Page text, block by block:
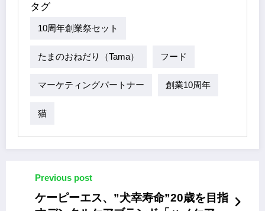
タグ
10周年創業祭セット
たまのおねだり（tama） フード
マーケティングパートナー 創業10周年
猫
Previous post
ケーピーエス、”犬幸寿命”20歳を目指